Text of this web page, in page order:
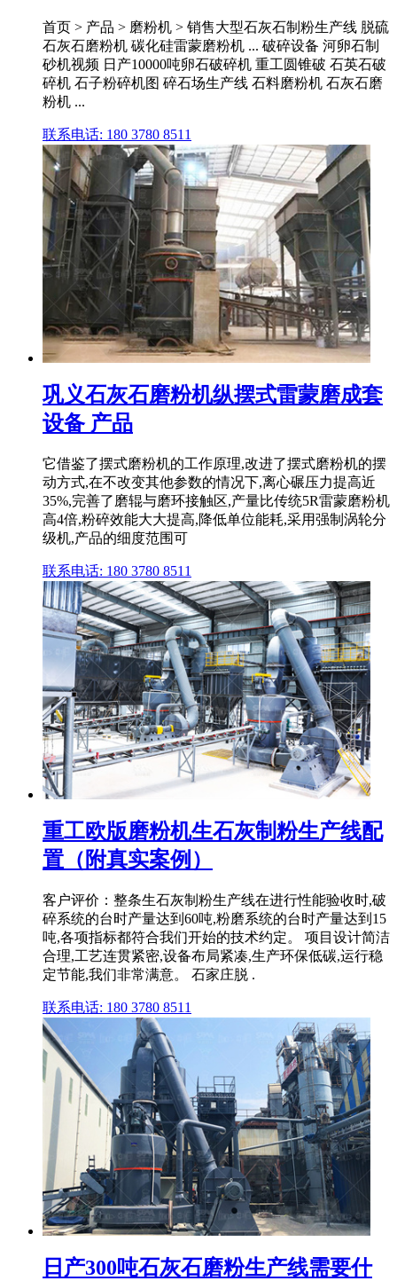
首页 > 产品 > 磨粉机 > 销售大型石灰石制粉生产线 脱硫
石灰石磨粉机 碳化硅雷蒙磨粉机 ... 破碎设备 河卵石制
砂机视频 日产10000吨卵石破碎机 重工圆锥破 石英石破
碎机 石子粉碎机图 碎石场生产线 石料磨粉机 石灰石磨
粉机 ...
联系电话: 180 3780 8511
巩义石灰石磨粉机纵摆式雷蒙磨成套
设备 产品
它借鉴了摆式磨粉机的工作原理,改进了摆式磨粉机的摆
动方式,在不改变其他参数的情况下,离心碾压力提高近
35%,完善了磨辊与磨环接触区,产量比传统5R雷蒙磨粉机
高4倍,粉碎效能大大提高,降低单位能耗,采用强制涡轮分
级机,产品的细度范围可
联系电话: 180 3780 8511
重工欧版磨粉机生石灰制粉生产线配
置（附真实案例）
客户评价：整条生石灰制粉生产线在进行性能验收时,破
碎系统的台时产量达到60吨,粉磨系统的台时产量达到15
吨,各项指标都符合我们开始的技术约定。 项目设计简洁
合理,工艺连贯紧密,设备布局紧凑,生产环保低碳,运行稳
定节能,我们非常满意。 石家庄脱 .
联系电话: 180 3780 8511
日产300吨石灰石磨粉生产线需要什